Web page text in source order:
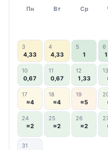
Пн Вт Ср
3
4,33
4
4,33
5
1
6
10
0,67
11
0,67
12
1,33
13
17
≈4
18
≈4
19
≈5
24
≈2
25
≈2
26
≈2
31